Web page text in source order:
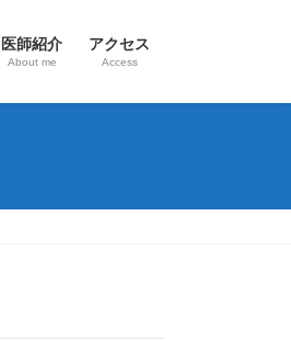
医師紹介
About me
アクセス
Access